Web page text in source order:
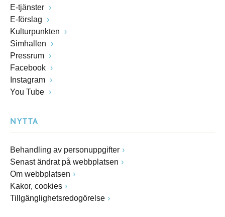
E-tjänster
E-förslag
Kulturpunkten
Simhallen
Pressrum
Facebook
Instagram
You Tube
NYTTA
Behandling av personuppgifter
Senast ändrat på webbplatsen
Om webbplatsen
Kakor, cookies
Tillgänglighetsredogörelse